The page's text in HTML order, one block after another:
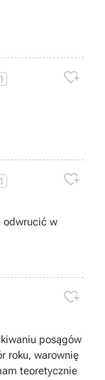
1 
1 
w

posągów
roku, warownię
teoretycznie